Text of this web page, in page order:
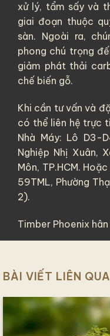
xử lý, tẩm sấy và
giai đoạn thuộc
sàn. Ngoài ra,
phong chú trọng
giảm phát thải
chế biến gỗ.
Khi cần tư vấn và
có thể liên hệ trực
Nhà Máy: Lô D3-
Nghiệp Nhị Xuân,
Môn, TP.HCM.
59TML, Phường
2).
Timber Phoenix
BÀI VIẾT LIÊN